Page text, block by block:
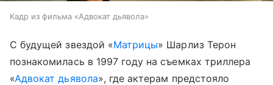
Кадр из фильма «Адвокат дьявола»
С будущей звездой «Матрицы» Шарлиз Терон
познакомилась в 1997 году на съемках триллера
«Адвокат дьявола», где актерам предстояло